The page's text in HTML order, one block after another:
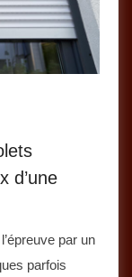
d’une
par un
parfois